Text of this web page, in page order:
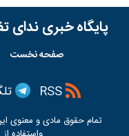
پایگاه خبری ندای
صفحه نخست
تمام حقوق مادی و معنوی